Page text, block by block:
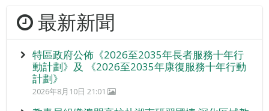
最新新聞
特區政府公佈《2026至2035年長者服務十年行
動計劃》及 《2026至2035年康復服務十年行動
計劃》
2026年8月10日 21:01